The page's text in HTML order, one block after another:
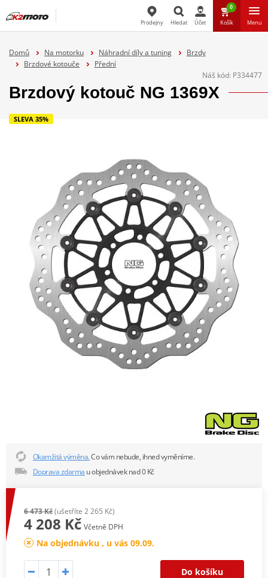
Prodejny Hledat Účet
0
Košík Menu
Domů Na motorku Náhradní díly a tuning
Brzdy
Brzdové kotouče
Přední
Náš kód: P334477
Brzdový kotouč NG 1369X
SLEVA 35%
Okamžitá výměna.Co vám nebude, ihned vyměníme.
Doprava zdarma u objednávek nad 0 Kč
6 473 Kč(ušetříte 2 265 Kč)
4 208 Kč Včetně DPH
Na objednávku , u vás 09.09.
Do košíku